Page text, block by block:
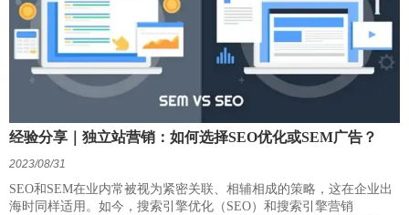
经验分享｜独立站营销：如何选择SEO优化或SEM广告？
2023/08/31
SEO和SEM在业内常被视为紧密关联、相辅相成的策略，这在企业出
海时同样适用。如今，搜索引擎优化（SEO）和搜索引擎营销